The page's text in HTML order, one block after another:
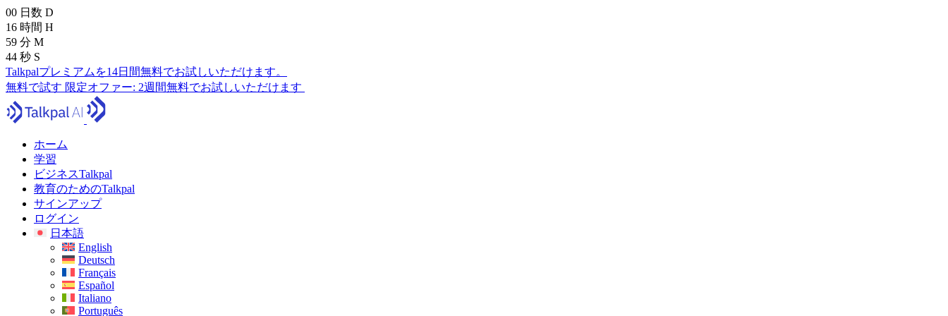
00 日数 D
16 時間 H
59 分 M
43 秒 S
Talkpalプレミアムを14日間無料でお試しいただけます。
無料で試す 限定オファー: 2週間無料でお試しいただけます
ホーム
学習
ビジネスTalkpal
教育のためのTalkpal
サインアップ
ログイン
日本語
English
Deutsch
Français
Español
Italiano
Português